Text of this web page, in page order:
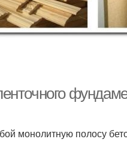
монолитную полосу